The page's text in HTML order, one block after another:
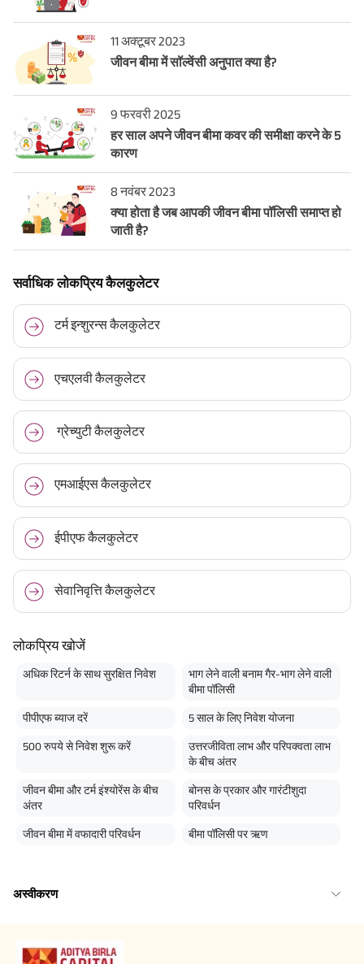
11 अक्टूबर 2023
जीवन बीमा में सॉल्वेंसी अनुपात क्या है?
9 फरवरी 2025
हर साल अपने जीवन बीमा कवर की समीक्षा करने के 5
कारण
8 नवंबर 2023
क्या होता है जब आपकी जीवन बीमा पॉलिसी समाप्त हो
जाती है?
सर्वाधिक लोकप्रिय कैलकुलेटर
टर्म इन्शुरन्स कैलकुलेटर
एचएलवी कैलकुलेटर
ग्रेच्युटी कैलकुलेटर
एमआईएस कैलकुलेटर
ईपीएफ कैलकुलेटर
सेवानिवृत्ति कैलकुलेटर
लोकप्रिय खोजें
अधिक रिटर्न के साथ सुरक्षित निवेश
भाग लेने वाली बनाम गैर-भाग लेने वाली
बीमा पॉलिसी
पीपीएफ ब्याज दरें 5 साल के लिए निवेश योजना
500 रुपये से निवेश शुरू करें
उत्तरजीविता लाभ और परिपक्वता लाभ
के बीच अंतर
जीवन बीमा और टर्म इंश्योरेंस के बीच
अंतर
बोनस के प्रकार और गारंटीशुदा
परिवर्धन
जीवन बीमा में वफादारी परिवर्धन बीमा पॉलिसी पर ऋण
अस्वीकरण